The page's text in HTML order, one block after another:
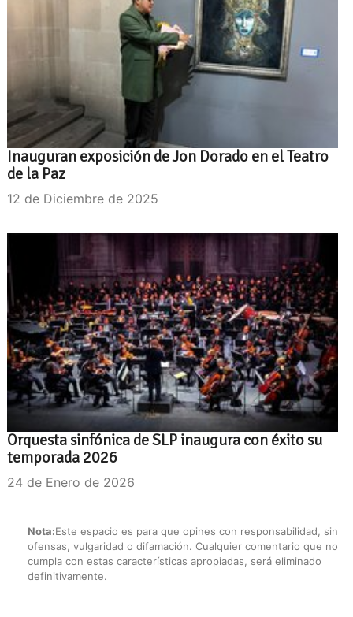
Inauguran exposición de Jon Dorado en el Teatro
de la Paz
12 de Diciembre de 2025
Orquesta sinfónica de SLP inaugura con éxito su
temporada 2026
24 de Enero de 2026
Nota:Este espacio es para que opines con responsabilidad, sin
ofensas, vulgaridad o difamación. Cualquier comentario que no
cumpla con estas características apropiadas, será eliminado
definitivamente.